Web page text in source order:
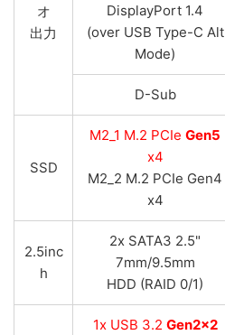
オ
出力
DisplayPort 1.4
(over USB Type-C Alt
Mode)
D-Sub
SSD
M2_1 M.2 PCIe Gen5
x4
M2_2 M.2 PCIe Gen4
x4
2.5inc
h
2x SATA3 2.5"
7mm/9.5mm
HDD (RAID 0/1)
1x USB 3.2 Gen2x2